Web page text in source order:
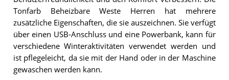
Tonfarb Beheizbare Weste Herren hat mehrere
zusätzliche Eigenschaften, die sie auszeichnen. Sie verfügt
über einen USB-Anschluss und eine Powerbank, kann für
verschiedene Winteraktivitäten verwendet werden und
ist pflegeleicht, da sie mit der Hand oder in der Maschine
gewaschen werden kann.